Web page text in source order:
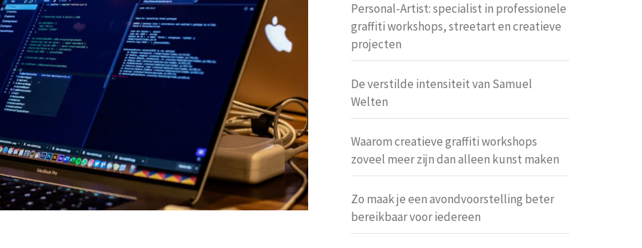
Personal-Artist: specialist in professionele
graffiti workshops, streetart en creatieve
projecten
De verstilde intensiteit van Samuel
Welten
Waarom creatieve graffiti workshops
zoveel meer zijn dan alleen kunst maken
Zo maak je een avondvoorstelling beter
bereikbaar voor iedereen